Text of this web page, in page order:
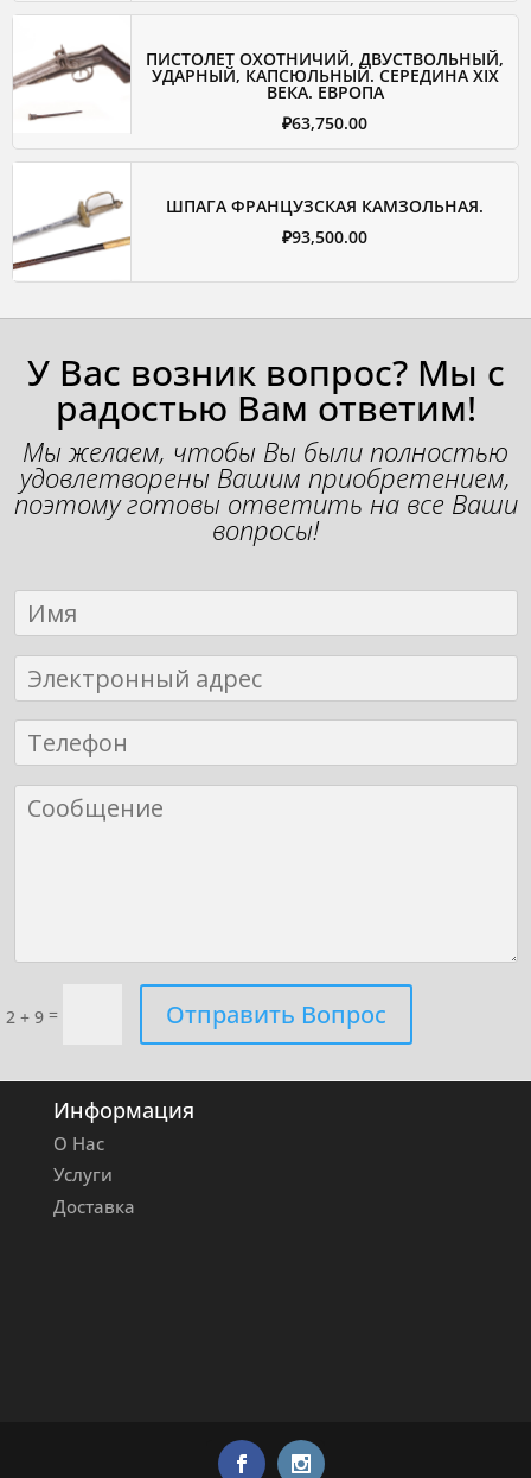
ПИСТОЛЕТ ОХОТНИЧИЙ, ДВУСТВОЛЬНЫЙ,
УДАРНЫЙ, КАПСЮЛЬНЫЙ. СЕРЕДИНА XIX
ВЕКА. ЕВРОПА
₽63,750.00
ШПАГА ФРАНЦУЗСКАЯ КАМЗОЛЬНАЯ.
₽93,500.00
У Вас возник вопрос? Мы с
радостью Вам ответим!
Мы желаем, чтобы Вы были полностью
удовлетворены Вашим приобретением,
поэтому готовы ответить на все Ваши
вопросы!
2 + 9 = Отправить Вопрос
Информация
О Нас
Услуги
Доставка